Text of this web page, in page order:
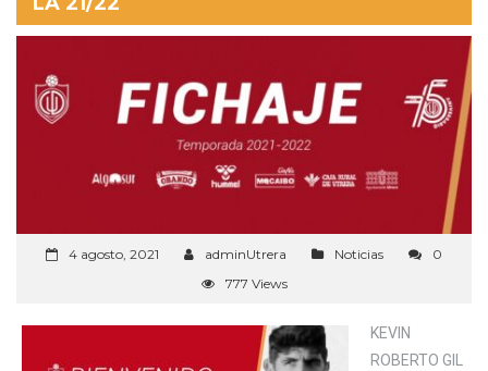
4 agosto, 2021 adminUtrera Noticias
0
777 Views
KEVIN
ROBERTO GIL